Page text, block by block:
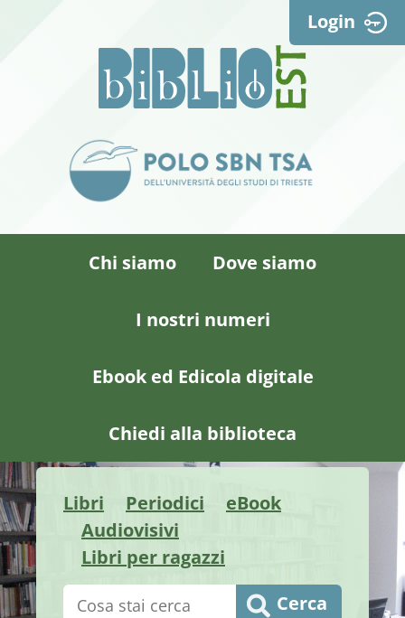
Login
Chi siamo Dove siamo
I nostri numeri
Ebook ed Edicola digitale
Chiedi alla biblioteca
Libri Periodici
eBook
Audiovisivi
Libri per ragazzi
Cerca su "Catalogo" Cerca